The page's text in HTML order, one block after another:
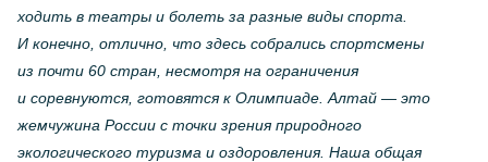
ходить в театры и болеть за разные виды спорта.
И конечно, отлично, что здесь собрались спортсмены
из почти 60 стран, несмотря на ограничения
и соревнуются, готовятся к Олимпиаде. Алтай — это
жемчужина России с точки зрения природного
экологического туризма и оздоровления. Наша общая